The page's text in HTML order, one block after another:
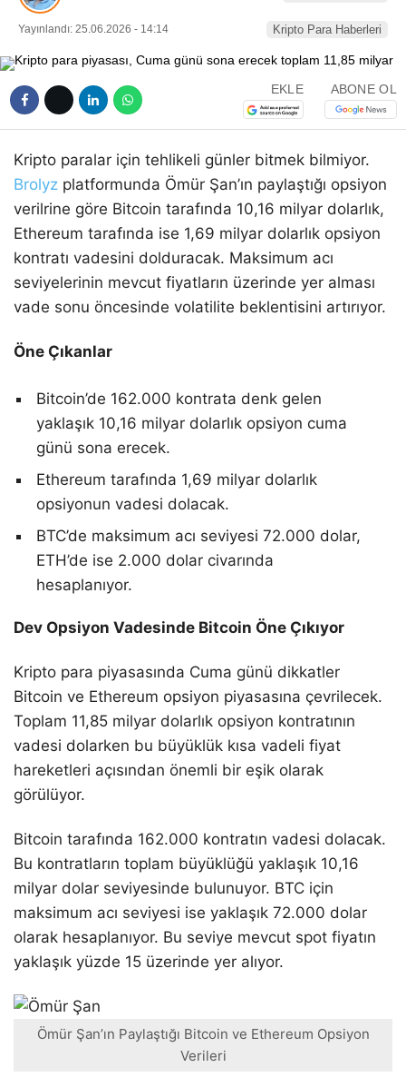
Yayınlandı: 25.06.2026 - 14:14 Kripto Para Haberleri
EKLE ABONE OL
Kripto paralar için tehlikeli günler bitmek bilmiyor.
Brolyz platformunda Ömür Şan’ın paylaştığı opsiyon
verilrine göre Bitcoin tarafında 10,16 milyar dolarlık,
Ethereum tarafında ise 1,69 milyar dolarlık opsiyon
kontratı vadesini dolduracak. Maksimum acı
seviyelerinin mevcut fiyatların üzerinde yer alması
vade sonu öncesinde volatilite beklentisini artırıyor.
Öne Çıkanlar
Bitcoin’de 162.000 kontrata denk gelen
yaklaşık 10,16 milyar dolarlık opsiyon cuma
günü sona erecek.
Ethereum tarafında 1,69 milyar dolarlık
opsiyonun vadesi dolacak.
BTC’de maksimum acı seviyesi 72.000 dolar,
ETH’de ise 2.000 dolar civarında
hesaplanıyor.
Dev Opsiyon Vadesinde Bitcoin Öne Çıkıyor
Kripto para piyasasında Cuma günü dikkatler
Bitcoin ve Ethereum opsiyon piyasasına çevrilecek.
Toplam 11,85 milyar dolarlık opsiyon kontratının
vadesi dolarken bu büyüklük kısa vadeli fiyat
hareketleri açısından önemli bir eşik olarak
görülüyor.
Bitcoin tarafında 162.000 kontratın vadesi dolacak.
Bu kontratların toplam büyüklüğü yaklaşık 10,16
milyar dolar seviyesinde bulunuyor. BTC için
maksimum acı seviyesi ise yaklaşık 72.000 dolar
olarak hesaplanıyor. Bu seviye mevcut spot fiyatın
yaklaşık yüzde 15 üzerinde yer alıyor.
Ömür Şan’ın Paylaştığı Bitcoin ve Ethereum Opsiyon
Verileri